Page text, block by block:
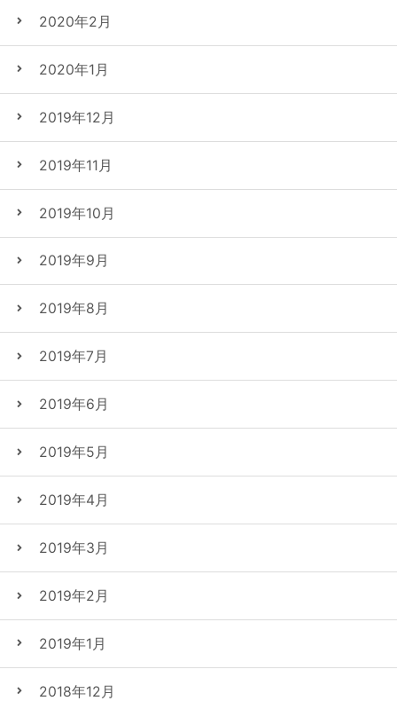
2020年2月
2020年1月
2019年12月
2019年11月
2019年10月
2019年9月
2019年8月
2019年7月
2019年6月
2019年5月
2019年4月
2019年3月
2019年2月
2019年1月
2018年12月